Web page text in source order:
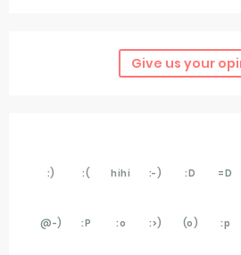
Give us your
:) :( hihi :-) :D =D
@-) :P :o :>) (o) :p